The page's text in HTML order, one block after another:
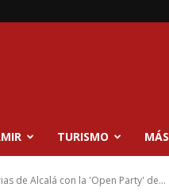
TURISMO MÁS
de Alcalá con la 'Open Party' de...